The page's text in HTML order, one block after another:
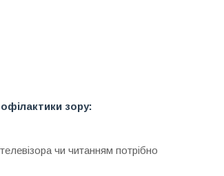
зору:
чи читанням потрібно